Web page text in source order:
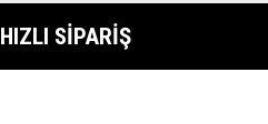
HIZLI SİPARİŞ